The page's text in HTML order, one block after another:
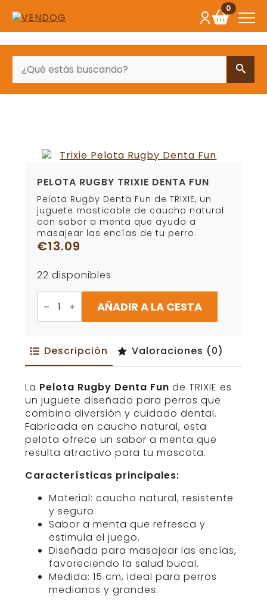
0
PELOTA RUGBY TRIXIE DENTA FUN
Pelota Rugby Denta Fun de TRIXIE, un
juguete masticable de caucho natural
con sabor a menta que ayuda a
masajear las encías de tu perro.
€13.09
22 disponibles
Pelota
Rugby
Trixie
Denta
AÑADIR A LA CESTA
Descripción Valoraciones (0)
La Pelota Rugby Denta Fun de TRIXIE es
un juguete diseñado para perros que
combina diversión y cuidado dental.
Fabricada en caucho natural, esta
pelota ofrece un sabor a menta que
resulta atractivo para tu mascota.
Características principales:
Material: caucho natural, resistente
y seguro.
Sabor a menta que refresca y
estimula el juego.
Diseñada para masajear las encías,
favoreciendo la salud bucal.
Medida: 15 cm, ideal para perros
medianos y grandes.